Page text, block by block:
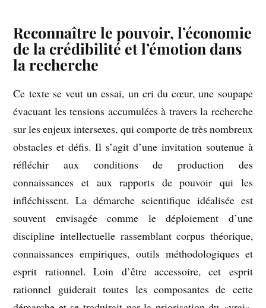
Reconnaître le pouvoir, l’économie
de la crédibilité et l’émotion dans
la recherche
Ce texte se veut un essai, un cri du cœur, une soupape
évacuant les tensions accumulées à travers la recherche
sur les enjeux intersexes, qui comporte de très nombreux
obstacles et défis. Il s’agit d’une invitation soutenue à
réfléchir aux conditions de production des
connaissances et aux rapports de pouvoir qui les
infléchissent. La démarche scientifique idéalisée est
souvent envisagée comme le déploiement d’une
discipline intellectuelle rassemblant corpus théorique,
connaissances empiriques, outils méthodologiques et
esprit rationnel. Loin d’être accessoire, cet esprit
rationnel guiderait toutes les composantes de cette